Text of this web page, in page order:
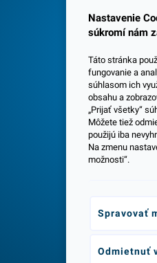
Spokojných
Centrála a
Nastavenie
súkromí nám
Táto stránka
fungovanie a
súhlasom ich
obsahu a
„Prijať všetky“
Môžete tiež
použijú iba
Na zmenu
možnosti“.
Spravovať
Odmietnuť